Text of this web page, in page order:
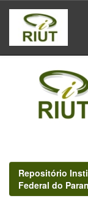
Skip
navigation
Repositório
Federal do